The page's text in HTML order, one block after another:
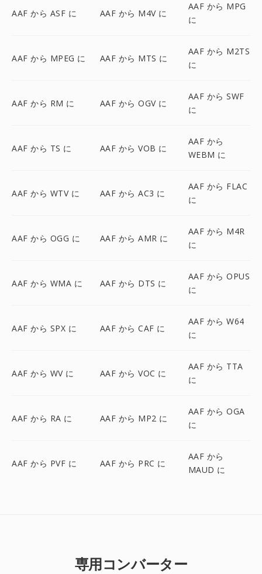
AAF から ASF に AAF から M4V に
AAF から MPG
に
AAF から MPEG に AAF から MTS に
AAF から M2TS
に
AAF から RM に AAF から OGV に
AAF から SWF
に
AAF から TS に AAF から VOB に
AAF から
WEBM に
AAF から WTV に AAF から AC3 に
AAF から FLAC
に
AAF から OGG に AAF から AMR に
AAF から M4R
に
AAF から WMA に AAF から DTS に
AAF から OPUS
に
AAF から SPX に AAF から CAF に
AAF から W64
に
AAF から WV に AAF から VOC に
AAF から TTA
に
AAF から RA に AAF から MP2 に
AAF から OGA
に
AAF から PVF に AAF から PRC に
AAF から
MAUD に
専用コンバーター